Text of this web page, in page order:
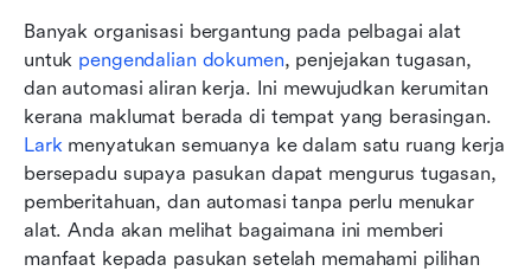
Banyak organisasi bergantung pada pelbagai alat
untuk pengendalian dokumen, penjejakan tugasan,
dan automasi aliran kerja. Ini mewujudkan kerumitan
Lark menyatukan semuanya ke dalam satu ruang kerja
bersepadu supaya pasukan dapat mengurus tugasan,
pemberitahuan, dan automasi tanpa perlu menukar
alat. Anda akan melihat bagaimana ini memberi
manfaat kepada pasukan setelah memahami pilihan